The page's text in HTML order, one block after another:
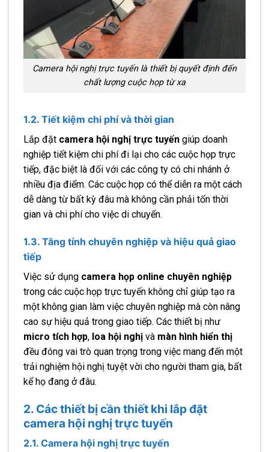
Camera hội nghị trực tuyến là thiết bị quyết định đến
chất lượng cuộc họp từ xa
1.2. Tiết kiệm chi phí và thời gian
Lắp đặt camera hội nghị trực tuyến giúp doanh
nghiệp tiết kiệm chi phí đi lại cho các cuộc họp trực
tiếp, đặc biệt là đối với các công ty có chi nhánh ở
nhiều địa điểm. Các cuộc họp có thể diễn ra một cách
dễ dàng từ bất kỳ đâu mà không cần phải tốn thời
gian và chi phí cho việc di chuyển.
1.3. Tăng tính chuyên nghiệp và hiệu quả giao
tiếp
Việc sử dụng camera họp online chuyên nghiệp
trong các cuộc họp trực tuyến không chỉ giúp tạo ra
một không gian làm việc chuyên nghiệp mà còn nâng
cao sự hiệu quả trong giao tiếp. Các thiết bị như
micro tích hợp, loa hội nghị và màn hình hiển thị
đều đóng vai trò quan trọng trong việc mang đến một
trải nghiệm hội nghị tuyệt vời cho người tham gia, bất
kể họ đang ở đâu.
2. Các thiết bị cần thiết khi lắp đặt
camera hội nghị trực tuyến
2.1. Camera hội nghị trực tuyến